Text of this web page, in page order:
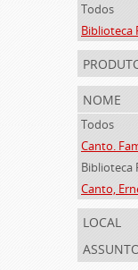
Todos
nome
Todos
Canto.
Canto,
local